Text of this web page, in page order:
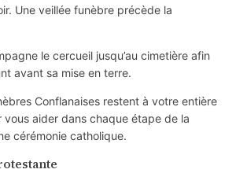
Une veillée funèbre précède la
le cercueil jusqu’au cimetière afin
avant sa mise en terre.
Conflanaises restent à votre entière
vous aider dans chaque étape de la
cérémonie catholique.